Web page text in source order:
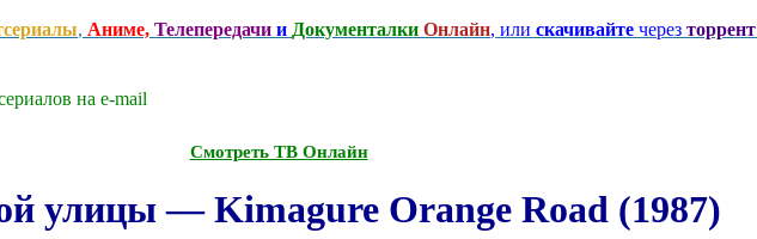
, Аниме, Телепередачи и Документалки Онлайн, или скачивайте через торрент
на e-mаil
Смотреть ТВ Онлайн
улицы — Kimagure Orange Road (1987)